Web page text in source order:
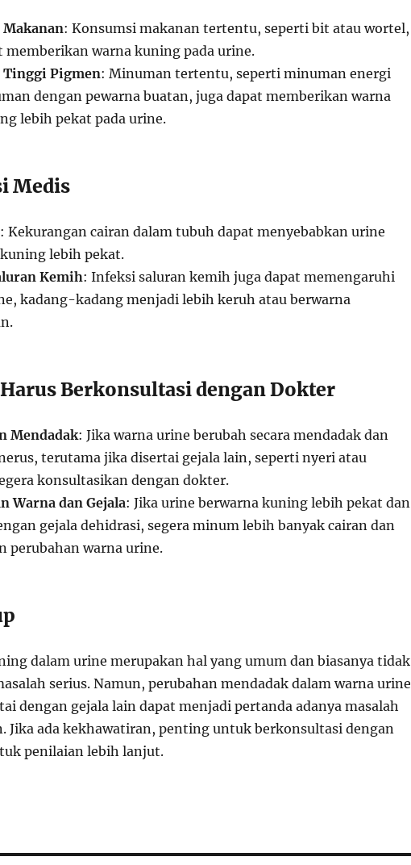
: Konsumsi makanan tertentu, seperti bit atau wortel,
memberikan warna kuning pada urine.
Pigmen: Minuman tertentu, seperti minuman energi
dengan pewarna buatan, juga dapat memberikan warna
lebih pekat pada urine.
Medis
: Kekurangan cairan dalam tubuh dapat menyebabkan urine
lebih pekat.
Kemih: Infeksi saluran kemih juga dapat memengaruhi
kadang-kadang menjadi lebih keruh atau berwarna
Berkonsultasi dengan Dokter
Mendadak: Jika warna urine berubah secara mendadak dan
terutama jika disertai gejala lain, seperti nyeri atau
konsultasikan dengan dokter.
Warna dan Gejala: Jika urine berwarna kuning lebih pekat dan
gejala dehidrasi, segera minum lebih banyak cairan dan
perubahan warna urine.
dalam urine merupakan hal yang umum dan biasanya tidak
serius. Namun, perubahan mendadak dalam warna urine
dengan gejala lain dapat menjadi pertanda adanya masalah
Jika ada kekhawatiran, penting untuk berkonsultasi dengan
penilaian lebih lanjut.